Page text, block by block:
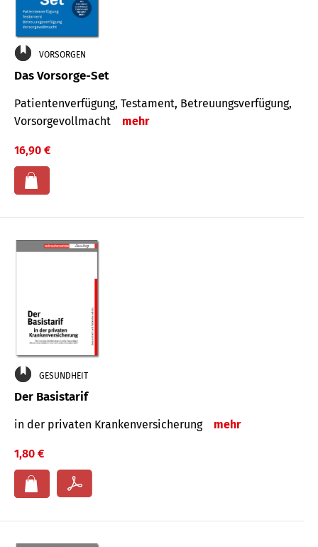
VORSORGEN
Das Vorsorge-Set
Patienten­ver­fügung, Testa­ment, Be­treuungs­verfü­gung,
Vor­sorge­voll­macht
mehr
16,90 €
GESUNDHEIT
Der Basistarif
in der privaten Kran­ken­ver­siche­rung mehr
1,80 €